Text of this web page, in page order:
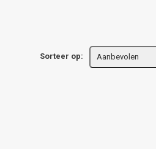
Sorteer op: Aanbevolen